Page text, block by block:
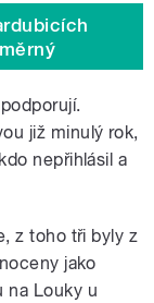
již minulý rok,
nepřihlásil a
z toho tři byly z
jako
na Louky u